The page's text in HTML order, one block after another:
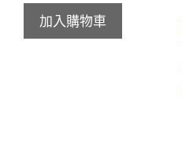
加入購物車